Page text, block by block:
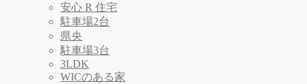
安心 R 住宅
駐車場2台
県央
駐車場3台
3LDK
WICのある家